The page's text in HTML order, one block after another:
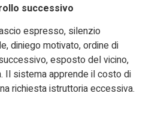
successivo
espresso, silenzio
diniego motivato, ordine di
esposto del vicino,
Il sistema apprende il costo di
richiesta istruttoria eccessiva.